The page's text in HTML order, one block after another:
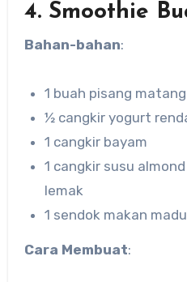
4. Smoothie
Bahan-bahan:
1 buah pisang matang
½ cangkir yogurt
1 cangkir bayam
1 cangkir susu
lemak
1 sendok makan
Cara Membuat: